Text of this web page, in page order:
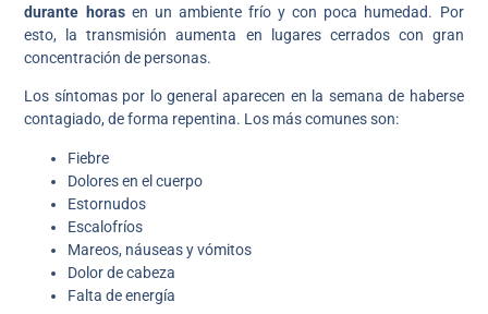
durante horasen un ambiente frío y con poca humedad. Por
esto, la transmisión aumenta en lugares cerrados con gran
concentración de personas.
Los síntomas por lo general aparecen en la semana de haberse
contagiado, de forma repentina. Los más comunes son:
Fiebre
Dolores en el cuerpo
Estornudos
Escalofríos
Mareos, náuseas y vómitos
Dolor de cabeza
Falta de energía